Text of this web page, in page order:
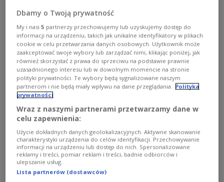
Krzyztof Grzybowski.
Zobacz więcej na temat:Polskie Radio 24 architektura
Paraliż szpitala w Radomiu. W wodzie
wykryto bakterię
Dbamy o Twoją prywatność
My i nasi5 partnerzy przechowujemy lub uzyskujemy dostęp do
informacji na urządzeniu, takich jak unikalne identyfikatory w plikach
cookie w celu przetwarzania danych osobowych. Użytkownik może
zaakceptować swoje wybory lub zarządzać nimi, klikając poniżej, jak
również skorzystać z prawa do sprzeciwu na podstawie prawnie
uzasadnionego interesu lub w dowolnym momencie na stronie
polityki prywatności. Te wybory będą sygnalizowane naszym
partnerom i nie będą miały wpływu na dane przeglądania.
Polityka
prywatności
Wraz z naszymi partnerami przetwarzamy dane w
celu zapewnienia:
Użycie dokładnych danych geolokalizacyjnych. Aktywne skanowanie
charakterystyki urządzenia do celów identyfikacji. Przechowywanie
informacji na urządzeniu lub dostęp do nich. Spersonalizowane
reklamy i treści, pomiar reklam i treści, badnie odbiorców i
ulepszanie usług.
Lista partnerów (dostawców)